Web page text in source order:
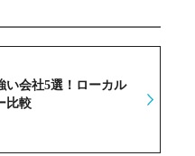
い会社5選！ローカル
比較